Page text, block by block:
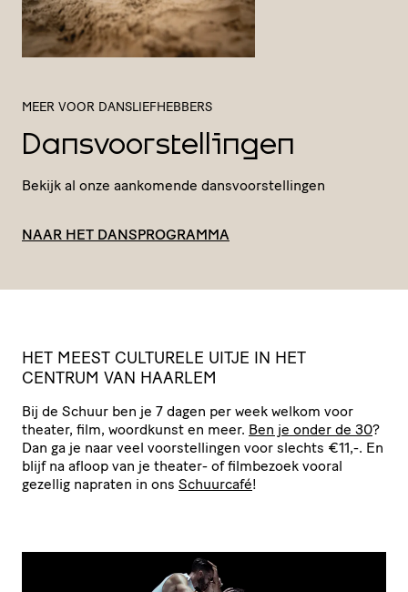
MEER VOOR DANSLIEFHEBBERS
Dansvoorstellingen
Bekijk al onze aankomende dansvoorstellingen
NAAR HET DANSPROGRAMMA
HET MEEST CULTURELE UITJE IN HET
CENTRUM VAN HAARLEM
Bij de Schuur ben je 7 dagen per week welkom voor
theater, film, woordkunst en meer. Ben je onder de 30?
Dan ga je naar veel voor­stel­lingen voor slechts €11,-. En
blijf na afloop van je theater- of filmbezoek vooral
gezellig napraten in ons Schuurcafé!